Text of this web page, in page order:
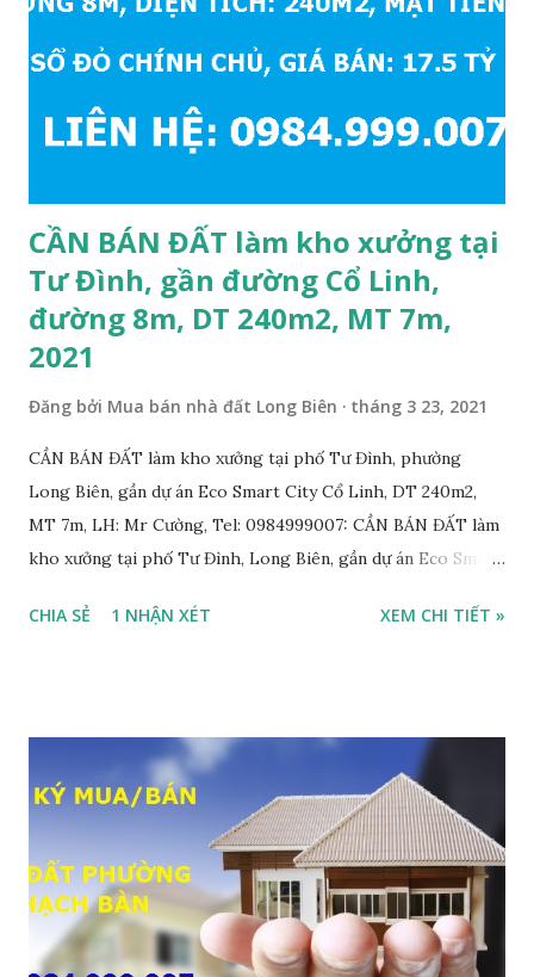
sẽ rất đẹp, lý tưởng để ở, văn phòng, hoặc xây căn hộ cho
10m và vỉa hè rộng 3m, hướng Đông Nam; * Pháp lý: sổ đỏ
chính chủ; * Giá bán: 6.15 tỷ, có thương lượng với khách
thiện chí mua; Liên hệ: Mr Cường, Tel: 0984999007...
CẦN BÁN ĐẤT làm kho xưởng tại
Tư Đình, gần đường Cổ Linh,
đường 8m, DT 240m2, MT 7m,
2021
Đăng bởi Mua bán nhà đất Long Biên tháng 3 23, 2021
CẦN BÁN ĐẤT làm kho xưởng tại phố Tư Đình, phường
Long Biên, gần dự án Eco Smart City Cổ Linh, DT 240m2,
MT 7m, LH: Mr Cường, Tel: 0984999007: CẦN BÁN ĐẤT làm
kho xưởng tại phố Tư Đình, Long Biên, gần dự án Eco Smart
nằm trên mặt ngõ thông, đường rộng 8m, 2 ô tô tránh nhau;
bán: 17,5 tỷ, có thương lượng với khách thiện chí mua nhanh;
THÔNG TIN TIỆN ÍCH XUNG QUANH MẢNH ĐẤT LÀM
KHO XƯỞNG TẠI PHỐ TƯ ĐÌNH CẦN BÁN: • Đất nằm trên
mặt ngõ phố Tư Đình, ngõ trước nhà rộng 8m, ngõ thông, ô
tô tránh nhau; • Cách mặt đường Cổ Linh khoảng 200m; •
Cách dự án Eco Smart City Cổ Linh khoảng 250m; • Gần dự
án khu biệt thự dự án Minh Tâm Tư Đình • Cách chân cầu
CHIA SẺ 1 NHẬN XÉT XEM CHI TIẾT »